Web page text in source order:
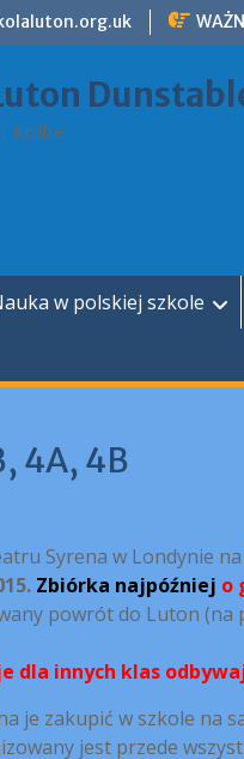
Kolbe
w polskiej szkole
4A, 4B
Syrena w Londynie
Zbiórka najpóźniej o
powrót do Luton
dla innych klas
je zakupić w szkole na
jest przede